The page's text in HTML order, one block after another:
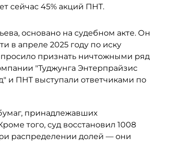
сейчас 45% акций ПНТ.
основано на судебном акте. Он
в апреле 2025 году по иску
признать ничтожными ряд
"Туджунга Энтерпрайзис
и ПНТ выступали ответчиками по
принадлежавших
того, суд восстановил 1008
распределении долей — они